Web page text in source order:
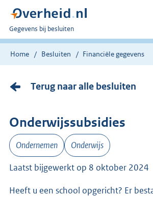
U
bent
nu
Gegevens bij besluiten
Home Besluiten Financiële gegevens
Terug naar alle besluiten
Onderwijssubsidies
Ondernemen
Onderwijs
Laatst bijgewerkt op 8 oktober 2024
Heeft u een school opgericht? Er bestaan diverse